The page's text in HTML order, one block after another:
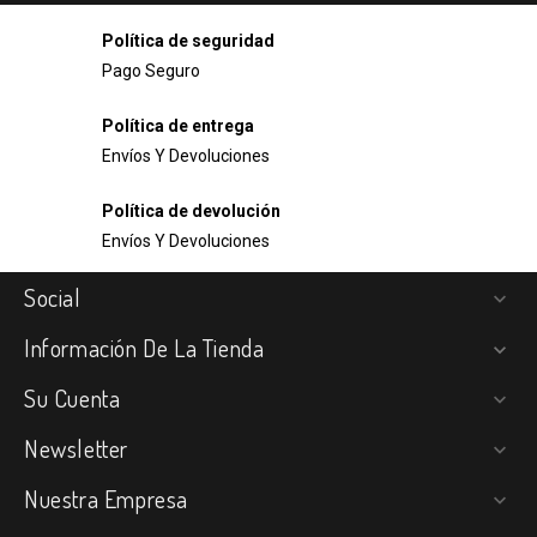
Política de seguridad
Pago Seguro
Política de entrega
Envíos Y Devoluciones
Política de devolución
Envíos Y Devoluciones
Social 
Información De La Tienda 
Su Cuenta 
Newsletter 
Nuestra Empresa 